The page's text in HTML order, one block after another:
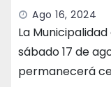
Ago 16, 2024
La
sábado 17 de
permanecerá